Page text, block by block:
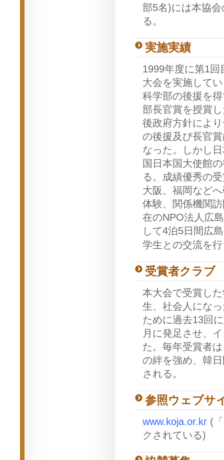
部5名)には本協
る。
実施実績
1999年度に第1
大会を実施して
科学部の後援を
部長官賞を授賞
後政府方針によ
の後援及び長官
なった。しかし
国日本国大使館
る。成績優秀の
大阪、福岡など
体験、関係機関
在のNPO法人広
して4泊5日間広
学生との交流を
受賞者クラブ
本大会で受賞し
生、社会人にな
ために過去13回
月に発足させ、
た。毎年受賞者
の絆を強め、韓
される。
参照ウェブサ
www.koja.or.kr (
クされている)